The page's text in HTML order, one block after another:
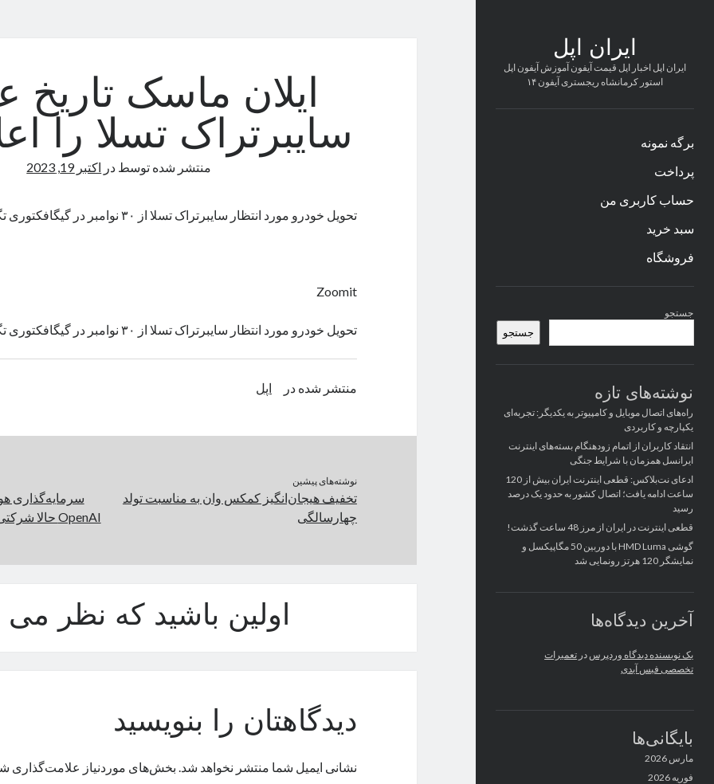
ایران اپل
ایران اپل اخبار اپل قیمت آیفون آموزش آیفون اپل
استور کرمانشاه ریجستری آیفون ۱۴
برگه نمونه
پرداخت
حساب کاربری من
سبد خرید
فروشگاه
کناری
جستجو
جستجو
نوشته‌های تازه
راه‌های اتصال موبایل و کامپیوتر به یکدیگر: تجربه‌ای
یکپارچه و کاربردی
انتقاد کاربران از اتمام زودهنگام بسته‌های اینترنت
ایرانسل همزمان با شرایط جنگی
ادعای نت‌بلاکس: قطعی اینترنت ایران بیش از 120
ساعت ادامه یافت؛ اتصال کشور به حدود یک درصد
رسید
قطعی اینترنت در ایران از مرز 48 ساعت گذشت!
گوشی HMD Luma با دوربین 50 مگاپیکسل و
نمایشگر 120 هرتز رونمایی شد
آخرین دیدگاه‌ها
یک نویسنده دیدگاه وردپرس در تعمیرات
تخصصی فیس آیدی
بایگانی‌ها
مارس 2026
فوریه 2026
ایلان ماسک تاریخ
سایبرتراک تسلا را
منتشر شده توسط در اکتبر 19, 2023
تحویل خودرو مورد انتظار سایبرتراک تسلا از ۳۰ نوامبر در گیگافکتوری تگزاس آغاز می‌شود.
Zoomit
تحویل خودرو مورد انتظار سایبرتراک تسلا از ۳۰ نوامبر در گیگافکتوری تگزاس آغاز می‌شود.
منتشر شده در اپل
نوشته‌های پیشین
تخفیف هیجان‌انگیز کمکس وان به مناسبت تولد
چهارسالگی
سرمایه‌گذاری
OpenAI حالا شرکتی ۸۶ میلیارد دلاری است
اولین باشید که نظر می
دیدگاهتان را بنویسید
نشانی ایمیل شما منتشر نخواهد شد. بخش‌های موردنیاز علامت‌گذاری